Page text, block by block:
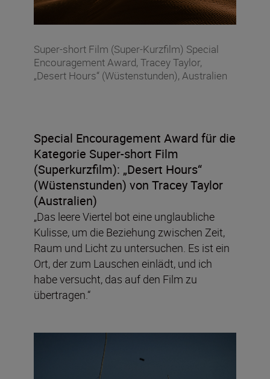
Super-short Film (Super-Kurzfilm) Special
Encouragement Award, Tracey Taylor,
„Desert Hours“ (Wüstenstunden), Australien
Special Encouragement Award für die
Kategorie Super-short Film
(Superkurzfilm): „Desert Hours“
(Wüstenstunden) von Tracey Taylor
(Australien)
„Das leere Viertel bot eine unglaubliche
Kulisse, um die Beziehung zwischen Zeit,
Raum und Licht zu untersuchen. Es ist ein
Ort, der zum Lauschen einlädt, und ich
habe versucht, das auf den Film zu
übertragen.“